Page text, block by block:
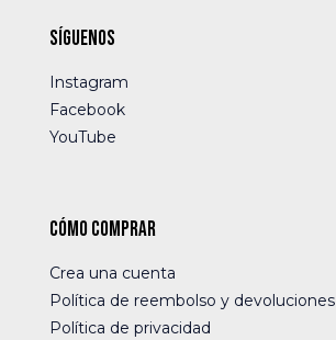
Síguenos
Instagram
Facebook
YouTube
Cómo comprar
Crea una cuenta
Política de reembolso y devoluciones
Política de privacidad